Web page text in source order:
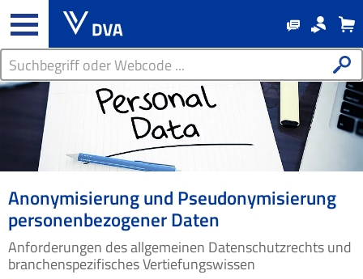
Anonymisierung und Pseudonymisierung
personenbezogener Daten
Anforderungen des allgemeinen Datenschutzrechts und
branchenspezifisches Vertiefungswissen